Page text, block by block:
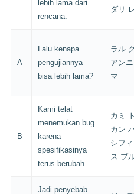
lebih lama dari
rencana.
ダリ
A
Lalu kenapa
pengujiannya
bisa lebih lama?
ラル
アン
マ
B
Kami telat
menemukan bug
karena
spesifikasinya
terus berubah.
カミ
カン
シフ
ス ブ
Jadi penyebab